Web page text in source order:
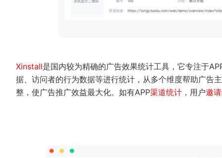
Xinstall是国内较为精确的广告效果统计工具，它专注于
据、访问者的行为数据等进行统计，从多个维度帮助广告
整，使广告推广效益最大化。如有APP渠道统计 ，用户邀